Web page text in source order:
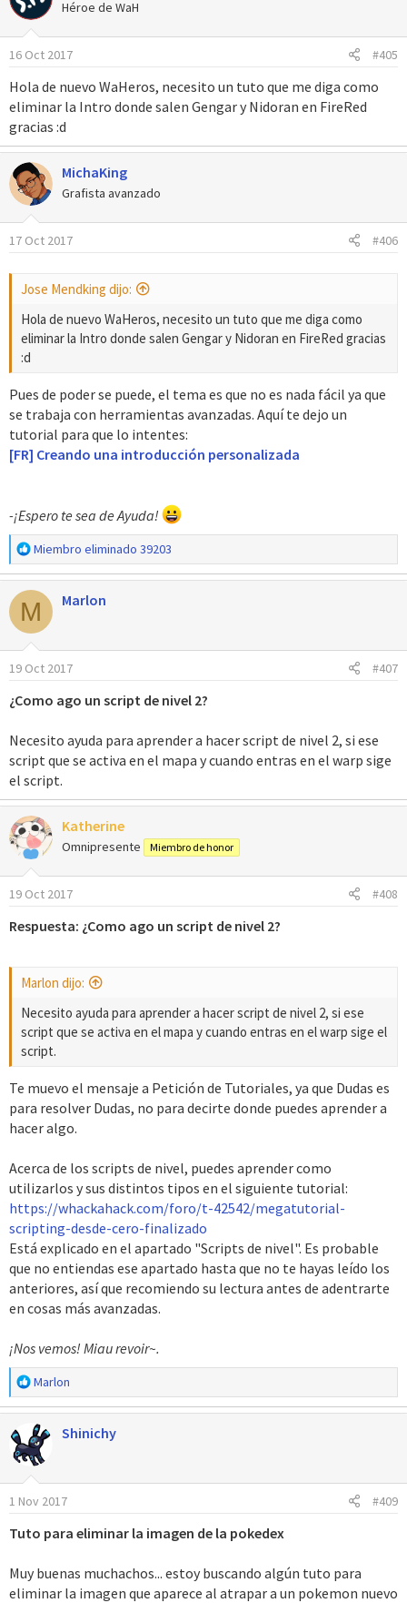
c
i
o
n
s
:
Héroe de WaH
16 Oct 2017 #405
Hola de nuevo WaHeros, necesito un tuto que me diga como
eliminar la Intro donde salen Gengar y Nidoran en FireRed
gracias :d
MichaKing
Grafista avanzado
17 Oct 2017 #406
Jose Mendking dijo:
Hola de nuevo WaHeros, necesito un tuto que me diga como
eliminar la Intro donde salen Gengar y Nidoran en FireRed gracias
:d
Pues de poder se puede, el tema es que no es nada fácil ya que
se trabaja con herramientas avanzadas. Aquí te dejo un
tutorial para que lo intentes:
[FR] Creando una introducción personalizada
-¡Espero te sea de Ayuda!
R
e
a
c
c
i
o
n
s
Miembro eliminado 39203
M Marlon
19 Oct 2017 #407
¿Como ago un script de nivel 2?
Necesito ayuda para aprender a hacer script de nivel 2, si ese
script que se activa en el mapa y cuando entras en el warp sige
el script.
Katherine
Omnipresente Miembro de honor
19 Oct 2017 #408
Respuesta: ¿Como ago un script de nivel 2?
Marlon dijo:
Necesito ayuda para aprender a hacer script de nivel 2, si ese
script que se activa en el mapa y cuando entras en el warp sige el
script.
Te muevo el mensaje a Petición de Tutoriales, ya que Dudas es
para resolver Dudas, no para decirte donde puedes aprender a
hacer algo.
Acerca de los scripts de nivel, puedes aprender como
utilizarlos y sus distintos tipos en el siguiente tutorial:
https://whackahack.com/foro/t-42542/megatutorial-
scripting-desde-cero-finalizado
Está explicado en el apartado "Scripts de nivel". Es probable
que no entiendas ese apartado hasta que no te hayas leído los
anteriores, así que recomiendo su lectura antes de adentrarte
en cosas más avanzadas.
¡Nos vemos! Miau revoir~.
R
e
a
c
c
i
o
n
s
Marlon
Shinichy
1 Nov 2017 #409
Tuto para eliminar la imagen de la pokedex
Muy buenas muchachos... estoy buscando algún tuto para
eliminar la imagen que aparece al atrapar a un pokemon nuevo